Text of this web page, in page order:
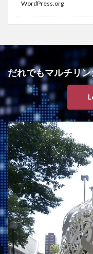
WordPress.org
だれでもマルチリ